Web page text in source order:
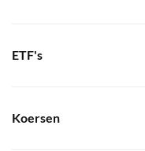
ETF's
Koersen